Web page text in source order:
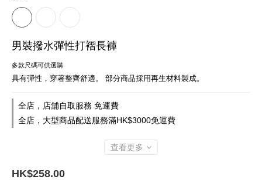
男裝撥水彈性打褶長褲
多款尺碼可供選購
具有彈性，穿著整齊舒適。 部分商品採用再生材料製成。
全店，店舖自取服務 免運費
全店，大型商品配送服務滿HK$3000免運費
查看更多
HK$258.00